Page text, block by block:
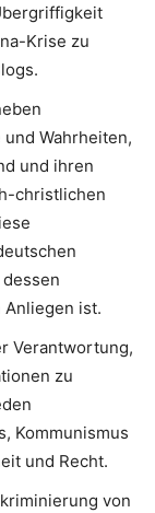
Krise zu
Wahrheiten,
und ihren
christlichen
ist.
Verantwortung,
zu
Kommunismus
und Recht.
von